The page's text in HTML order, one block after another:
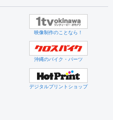
映像制作のことなら！
沖縄のバイク・パーツ
デジタルプリントショップ